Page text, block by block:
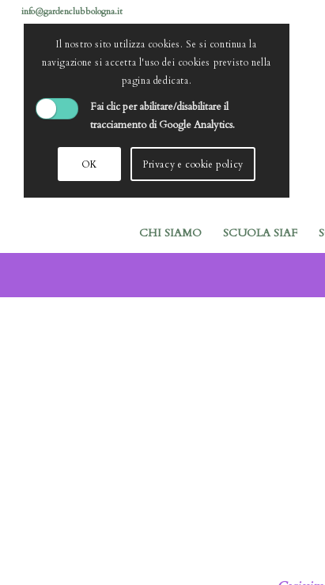
info@gardenclubbologna.it
CHI SIAMO SCUOLA SIAF
Il nostro sito utilizza cookies. Se si continua la
navigazione si accetta l'uso dei cookies previsto nella
pagina dedicata.
Fai clic per abilitare/disabilitare il
tracciamento di Google Analytics.
OK Privacy e cookie policy